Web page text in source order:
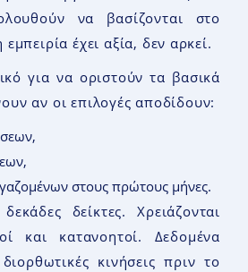
να βασίζονται στο
έχει αξία, δεν αρκεί.
για να οριστούν τα βασικά
αν οι επιλογές αποδίδουν:
στους πρώτους μήνες.
δείκτες. Χρειάζονται
και κατανοητοί. Δεδομένα
κινήσεις πριν το